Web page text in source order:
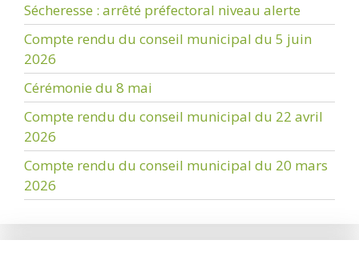
Sécheresse : arrêté préfectoral niveau alerte
Compte rendu du conseil municipal du 5 juin
2026
Cérémonie du 8 mai
Compte rendu du conseil municipal du 22 avril
2026
Compte rendu du conseil municipal du 20 mars
2026